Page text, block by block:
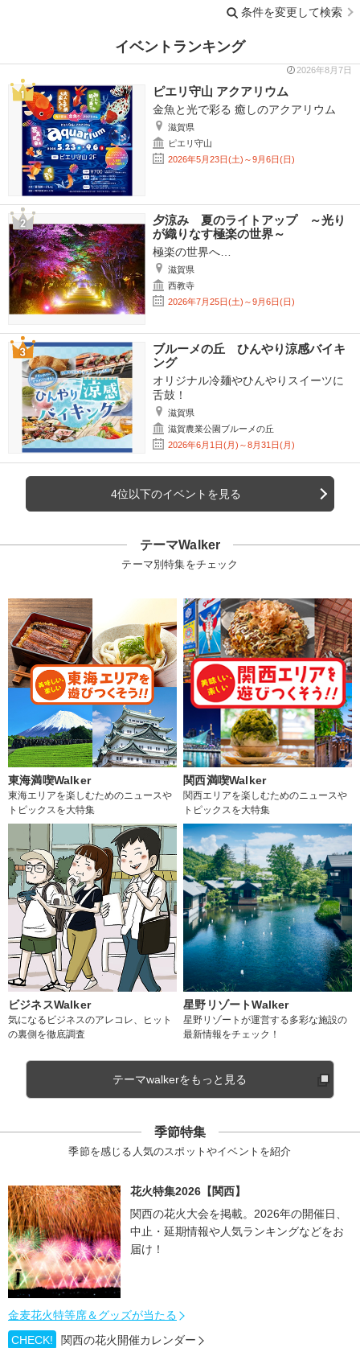
条件を変更して検索
イベントランキング
2026年8月7日
ピエリ守山 アクアリウム
金魚と光で彩る 癒しのアクアリウム
滋賀県
ピエリ守山
2026年5月23日(土)～9月6日(日)
夕涼み 夏のライトアップ ～光り
が織りなす極楽の世界～
極楽の世界へ…
滋賀県
西教寺
2026年7月25日(土)～9月6日(日)
ブルーメの丘 ひんやり涼感バイキ
ング
オリジナル冷麺やひんやりスイーツに
舌鼓！
滋賀県
滋賀農業公園ブルーメの丘
2026年6月1日(月)～8月31日(月)
4位以下のイベントを見る
テーマWalker
テーマ別特集をチェック
東海満喫Walker
東海エリアを楽しむためのニュースや
トピックスを大特集
関西満喫Walker
関西エリアを楽しむためのニュースや
トピックスを大特集
ビジネスWalker
気になるビジネスのアレコレ、ヒット
の裏側を徹底調査
星野リゾートWalker
星野リゾートが運営する多彩な施設の
最新情報をチェック！
テーマwalkerをもっと見る
季節特集
季節を感じる人気のスポットやイベントを紹介
花火特集2026【関西】
関西の花火大会を掲載。2026年の開催日、
中止・延期情報や人気ランキングなどをお
届け！
金麦花火特等席＆グッズが当たる
CHECK!
関西の花火開催カレンダー